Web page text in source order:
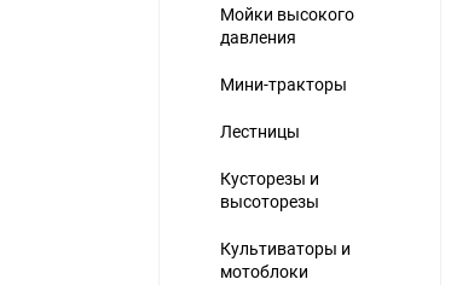
Мойки высокого
давления
Мини-тракторы
Лестницы
Кусторезы и
высоторезы
Культиваторы и
мотоблоки